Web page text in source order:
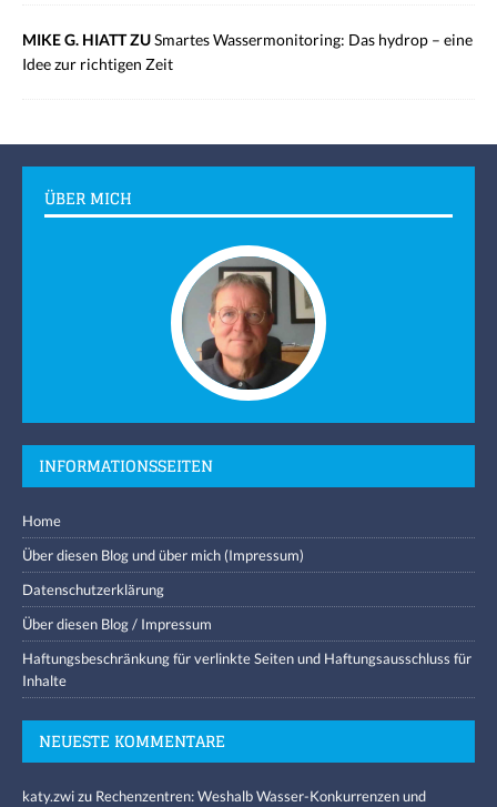
MIKE G. HIATT ZUSmartes Wassermonitoring: Das hydrop – eine
Idee zur richtigen Zeit
ÜBER MICH
INFORMATIONSSEITEN
Home
Über diesen Blog und über mich (Impressum)
Datenschutzerklärung
Über diesen Blog / Impressum
Haftungsbeschränkung für verlinkte Seiten und Haftungsausschluss für
Inhalte
NEUESTE KOMMENTARE
katy.zwizu Rechenzentren: Weshalb Wasser-Konkurrenzen und